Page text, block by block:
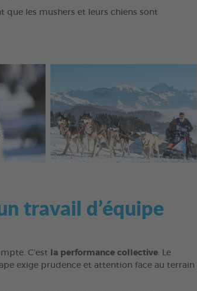
que les mushers et leurs chiens sont
travail d’équipe
C’est la performance collective . Le
exige prudence et attention face au terrain